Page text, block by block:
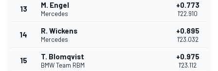
13 M. Engel
Mercedes
+0.773
1'22.910
14 R. Wickens
Mercedes
+0.895
1'23.032
15 T. Blomqvist
BMW Team RBM
+0.975
1'23.112